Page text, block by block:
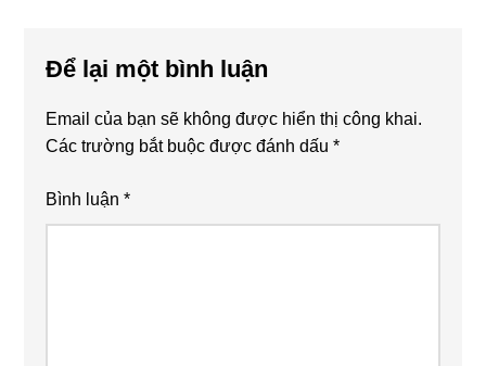
Để lại một bình luận
Email của bạn sẽ không được hiển thị công khai.
Các trường bắt buộc được đánh dấu*
Bình luận*